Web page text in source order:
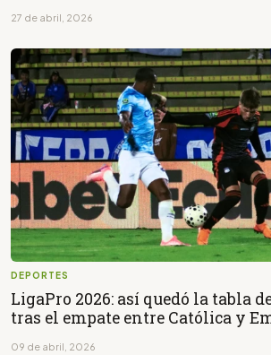
27 de abril, 2026
DEPORTES
LigaPro 2026: así quedó la tabla
tras el empate entre Católica y
09 de abril, 2026